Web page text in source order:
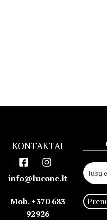
KONTAKTAI
info@lucone.lt
Mob. +370 683
92926